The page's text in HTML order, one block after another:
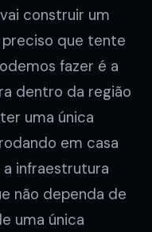
construir um
que tente
fazer é a
dentro da região
uma única
em casa
infraestrutura
não dependa de
uma única